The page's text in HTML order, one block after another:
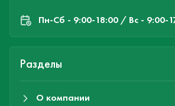
Пн-Cб - 9:00-18:00 / Вс - 9:00-
Разделы
О компании